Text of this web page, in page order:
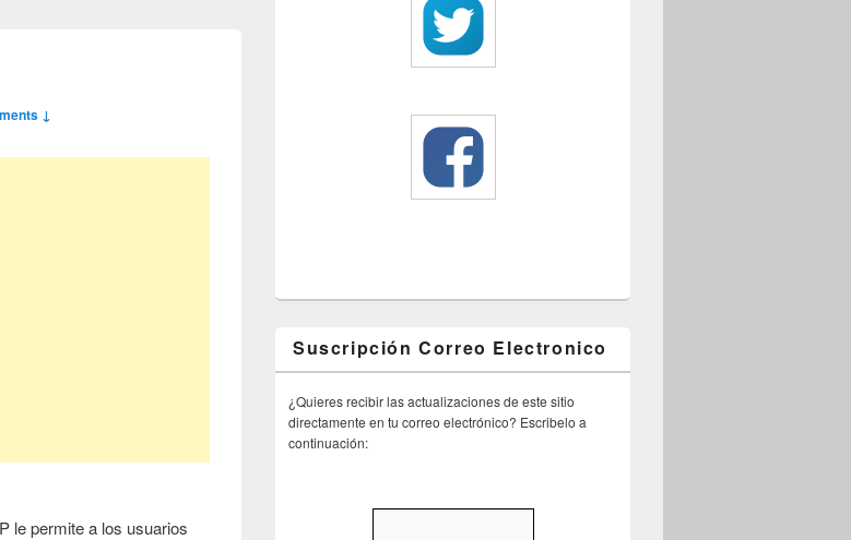
↓
le permite a los usuarios
Suscripción Correo Electronico
¿Quieres recibir las actualizaciones de este sitio
directamente en tu correo electrónico? Escribelo a
continuación: